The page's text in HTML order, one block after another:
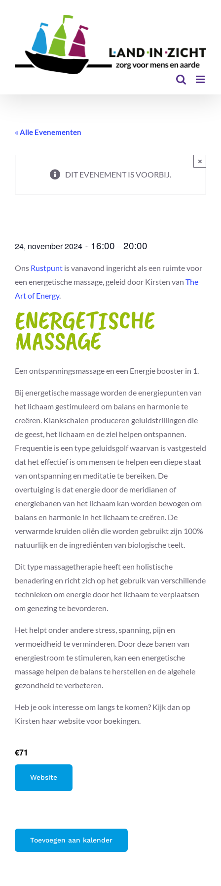
« Alle Evenementen
DIT EVENEMENT IS VOORBIJ.
×
24, november 2024 ~ 16:00 –20:00
Ons Rustpunt is vanavond ingericht als een ruimte voor
een energetische massage, geleid door Kirsten van The
Art of Energy.
ENERGETISCHE
MASSAGE
Een ontspanningsmassage en een Energie booster in 1.
Bij energetische massage worden de energiepunten van
het lichaam gestimuleerd om balans en harmonie te
creëren. Klankschalen produceren geluidstrillingen die
de geest, het lichaam en de ziel helpen ontspannen.
Frequentie is een type geluidsgolf waarvan is vastgesteld
dat het effectief is om mensen te helpen een diepe staat
van ontspanning en meditatie te bereiken. De
overtuiging is dat energie door de meridianen of
energiebanen van het lichaam kan worden bewogen om
balans en harmonie in het lichaam te creëren. De
verwarmde kruiden oliën die worden gebruikt zijn 100%
natuurlijk en de ingrediënten van biologische teelt.
Dit type massagetherapie heeft een holistische
benadering en richt zich op het gebruik van verschillende
technieken om energie door het lichaam te verplaatsen
om genezing te bevorderen.
Het helpt onder andere stress, spanning, pijn en
vermoeidheid te verminderen. Door deze banen van
energiestroom te stimuleren, kan een energetische
massage helpen de balans te herstellen en de algehele
gezondheid te verbeteren.
Heb je ook interesse om langs te komen? Kijk dan op
Kirsten haar website voor boekingen.
€71
Website
Toevoegen aan kalender